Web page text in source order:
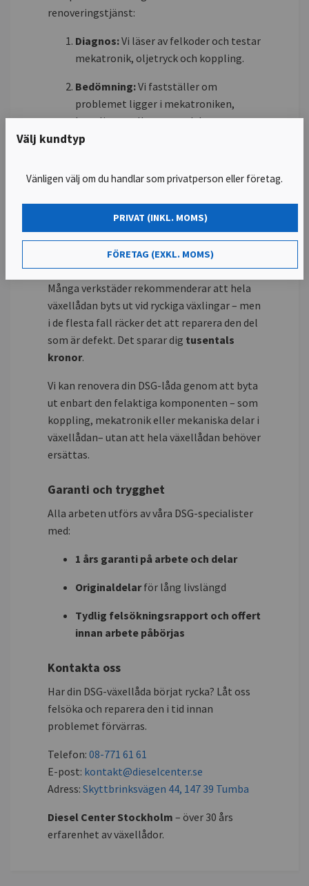
Välj kundtyp
Vänligen välj om du handlar som privatperson eller företag.
PRIVAT (INKL. MOMS)
FÖRETAG (EXKL. MOMS)
renoveringstjänst:
Diagnos:Vi läser av felkoder och testar
mekatronik, oljetryck och koppling.
Bedömning:Vi fastställer om
problemet ligger i mekatroniken,
kopplingen eller annan del.
Reparation/renovering:
originalkomponenter.
Kalibrering och test:Programvaran
uppdateras och bilen testas grundligt.
Du behöver inte byta hela växellådan
Många verkstäder rekommenderar att hela
växellådan byts ut vid ryckiga växlingar – men
i de flesta fall räcker det att reparera den del
som är defekt. Det sparar dig tusentals
kronor.
Vi kan renovera din DSG-låda genom att byta
ut enbart den felaktiga komponenten – som
koppling, mekatronik eller mekaniska delar i
växellådan– utan att hela växellådan behöver
ersättas.
Garanti och trygghet
Alla arbeten utförs av våra DSG-specialister
med:
1 års garanti på arbete och delar
Originaldelarför lång livslängd
Tydlig felsökningsrapport och offert
innan arbete påbörjas
Kontakta oss
Har din DSG-växellåda börjat rycka? Låt oss
felsöka och reparera den i tid innan
problemet förvärras.
Telefon: 08-771 61 61
E-post: kontakt@dieselcenter.se
Adress: Skyttbrinksvägen 44, 147 39 Tumba
Diesel Center Stockholm – över 30 års
erfarenhet av växellådor.